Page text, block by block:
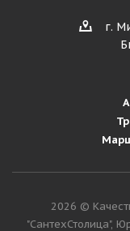
г.
2026 ©
"СантехСтолица",